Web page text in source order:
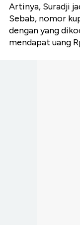
Artinya, Suradji
Sebab, nomor
dengan yang
mendapat uang